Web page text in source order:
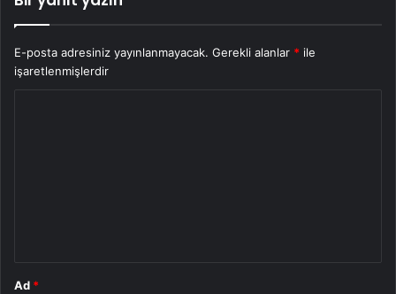
E-posta adresiniz yayınlanmayacak. Gerekli alanlar * ile
işaretlenmişlerdir
Ad *